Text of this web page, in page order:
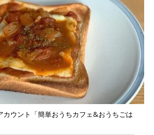
ウント「簡単おうちカフェ&おうちごは